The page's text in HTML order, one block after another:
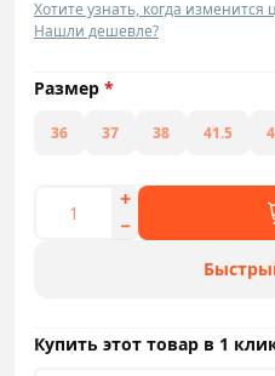
Хотите узнать, когда изменится
Нашли дешевле?
Размер *
36 37 38 41.5
Купить этот товар в 1